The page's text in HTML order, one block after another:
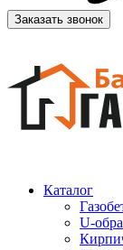
Заказать звонок
Каталог
U-